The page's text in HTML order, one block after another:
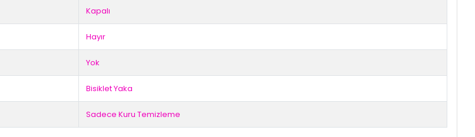
Kapalı
Hayır
Yok
Bisiklet Yaka
Sadece Kuru Temizleme